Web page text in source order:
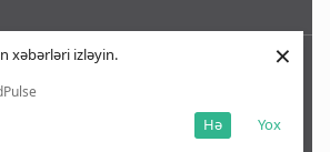
xəbərləri izləyin.
Yox
Hə
×